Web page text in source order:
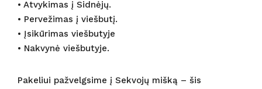
• Atvykimas į Sidnėjų.
• Pervežimas į viešbutį.
• Įsikūrimas viešbutyje
• Nakvynė viešbutyje.
Pakeliui pažvelgsime į Sekvojų mišką – šis